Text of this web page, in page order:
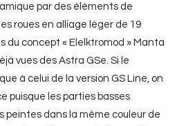
par des éléments de
roues en alliage léger de 19
du concept « Elelktromod » Manta
vues des Astra GSe. Si le
à celui de la version GS Line, on
puisque les parties basses
peintes dans la même couleur de